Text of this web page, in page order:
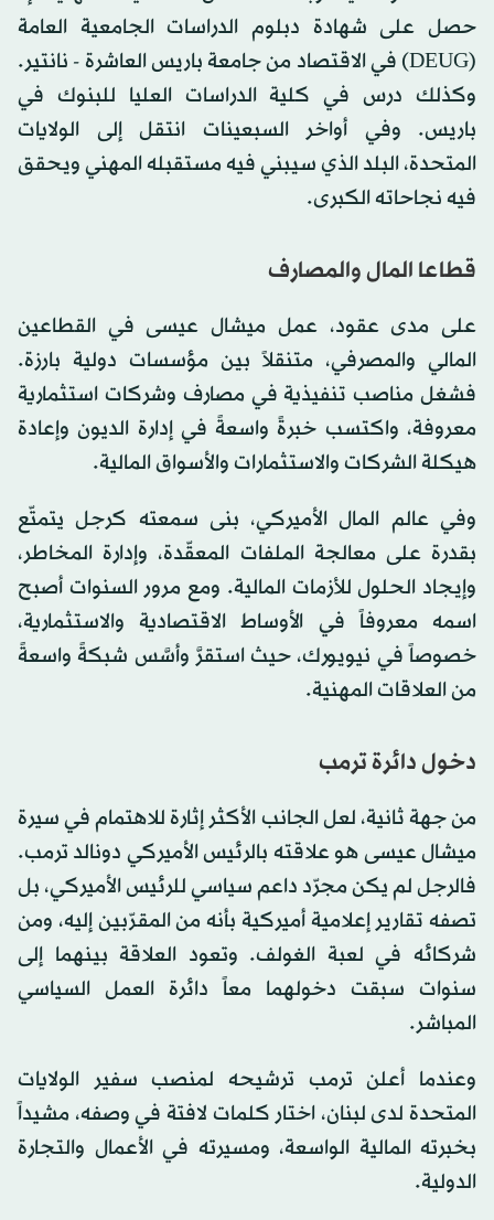
حصل على شهادة دبلوم الدراسات الجامعية العامة
(DEUG) في الاقتصاد من جامعة باريس العاشرة - نانتير.
وكذلك درس في كلية الدراسات العليا للبنوك في
باريس. وفي أواخر السبعينات انتقل إلى الولايات
المتحدة، البلد الذي سيبني فيه مستقبله المهني ويحقق
فيه نجاحاته الكبرى.
قطاعا المال والمصارف
على مدى عقود، عمل ميشال عيسى في القطاعين
المالي والمصرفي، متنقلاً بين مؤسسات دولية بارزة.
فشغل مناصب تنفيذية في مصارف وشركات استثمارية
معروفة، واكتسب خبرةً واسعةً في إدارة الديون وإعادة
هيكلة الشركات والاستثمارات والأسواق المالية.
وفي عالم المال الأميركي، بنى سمعته كرجل يتمتّع
بقدرة على معالجة الملفات المعقّدة، وإدارة المخاطر،
وإيجاد الحلول للأزمات المالية. ومع مرور السنوات أصبح
اسمه معروفاً في الأوساط الاقتصادية والاستثمارية،
خصوصاً في نيويورك، حيث استقرَّ وأسَّس شبكةً واسعةً
من العلاقات المهنية.
دخول دائرة ترمب
من جهة ثانية، لعل الجانب الأكثر إثارة للاهتمام في سيرة
ميشال عيسى هو علاقته بالرئيس الأميركي دونالد ترمب.
فالرجل لم يكن مجرّد داعم سياسي للرئيس الأميركي، بل
تصفه تقارير إعلامية أميركية بأنه من المقرّبين إليه، ومن
شركائه في لعبة الغولف. وتعود العلاقة بينهما إلى
سنوات سبقت دخولهما معاً دائرة العمل السياسي
المباشر.
وعندما أعلن ترمب ترشيحه لمنصب سفير الولايات
المتحدة لدى لبنان، اختار كلمات لافتة في وصفه، مشيداً
بخبرته المالية الواسعة، ومسيرته في الأعمال والتجارة
الدولية.